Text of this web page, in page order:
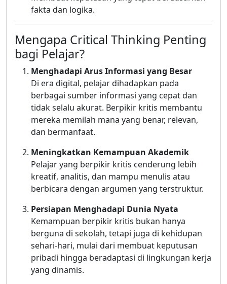
fakta dan logika.
Mengapa Critical Thinking Penting
bagi Pelajar?
Menghadapi Arus Informasi yang Besar
Di era digital, pelajar dihadapkan pada
berbagai sumber informasi yang cepat dan
tidak selalu akurat. Berpikir kritis membantu
mereka memilah mana yang benar, relevan,
dan bermanfaat.
Meningkatkan Kemampuan Akademik
Pelajar yang berpikir kritis cenderung lebih
kreatif, analitis, dan mampu menulis atau
berbicara dengan argumen yang terstruktur.
Persiapan Menghadapi Dunia Nyata
Kemampuan berpikir kritis bukan hanya
berguna di sekolah, tetapi juga di kehidupan
sehari-hari, mulai dari membuat keputusan
pribadi hingga beradaptasi di lingkungan kerja
yang dinamis.